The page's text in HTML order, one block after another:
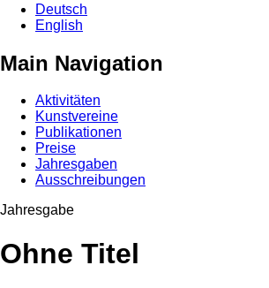
Deutsch
English
Main Navigation
Aktivitäten
Kunstvereine
Publikationen
Preise
Jahresgaben
Ausschreibungen
Jahresgabe
Ohne Titel